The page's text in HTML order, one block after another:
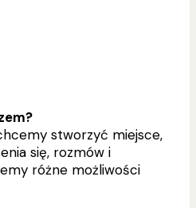
stworzyć miejsce,
się, rozmów i
różne możliwości